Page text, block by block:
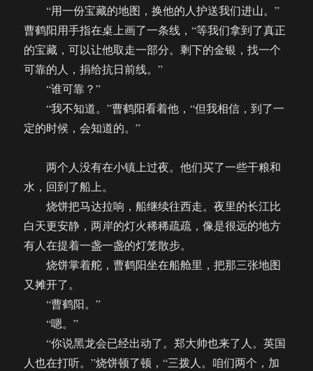
“用一份宝藏的地图，换他的人护送我们进山。”
曹鹤阳用手指在桌上画了一条线，“等我们拿到了真正
的宝藏，可以让他取走一部分。剩下的金银，找一个
可靠的人，捐给抗日前线。”
“谁可靠？”
“我不知道。”曹鹤阳看着他，“但我相信，到了一
定的时候，会知道的。”
两个人没有在小镇上过夜。他们买了一些干粮和
水，回到了船上。
烧饼把马达拉响，船继续往西走。夜里的长江比
白天更安静，两岸的灯火稀稀疏疏，像是很远的地方
有人在提着一盏一盏的灯笼散步。
烧饼掌着舵，曹鹤阳坐在船舱里，把那三张地图
又摊开了。
“曹鹤阳。”
“嗯。”
“你说黑龙会已经出动了。郑大帅也来了人。英国
人也在打听。”烧饼顿了顿，“三拨人。咱们两个，加